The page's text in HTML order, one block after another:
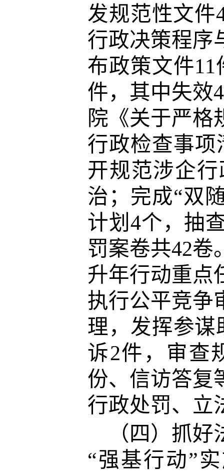
发规范性文件
行政决策程序
布政策文件
件，其中失效
院《关于严格
行政检查事项
开规范涉企
治；完成“双
计划4个，抽
罚案卷共42卷
升年行动重点
执行公平竞争
理，发挥参谋
诉2件，审查
份、信访答复
行政处罚、立
（四）抓
“强基行动”